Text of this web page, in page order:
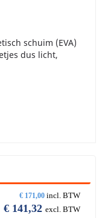
schuim (EVA)
dus licht,
€ 171,00 incl. BTW
€ 141,32 excl. BTW